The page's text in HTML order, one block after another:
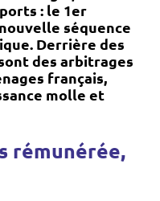
: le 1er
séquence
Derrière des
des arbitrages
français,
molle et
rémunérée,